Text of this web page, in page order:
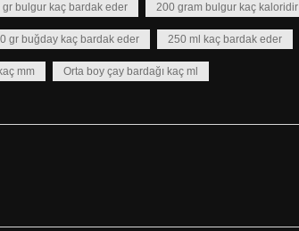
gr bulgur kaç bardak eder 200 gram bulgur kaç kaloridir
gr buğday kaç bardak eder 250 ml kaç bardak eder
mm Orta boy çay bardağı kaç ml